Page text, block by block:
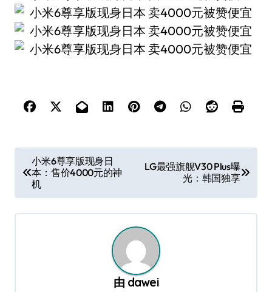
章
导
航
小米6尊享版现身日
本：售价4000元的神
机
LG最强旗舰V30 Plus曝
光：韩国独享
由 dawei